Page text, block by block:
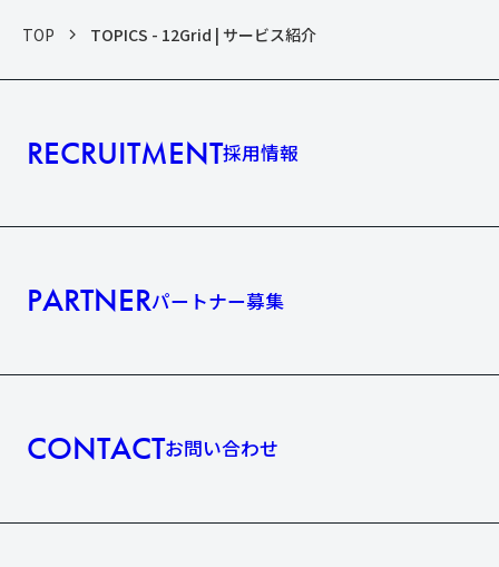
TOP TOPICS - 12Grid | サービス紹介
RECRUITMENT採用情報
PARTNERパートナー募集
CONTACTお問い合わせ